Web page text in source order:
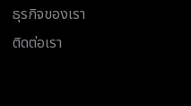
ธุรกิจของเรา
ติดต่อเรา